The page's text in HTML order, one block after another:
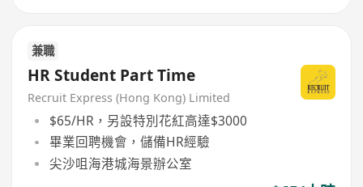
兼職
HR Student Part Time
Recruit Express (Hong Kong) Limited
$65/HR，另設特別花紅高達$3000
畢業回聘機會，儲備HR經驗
尖沙咀海港城海景辦公室